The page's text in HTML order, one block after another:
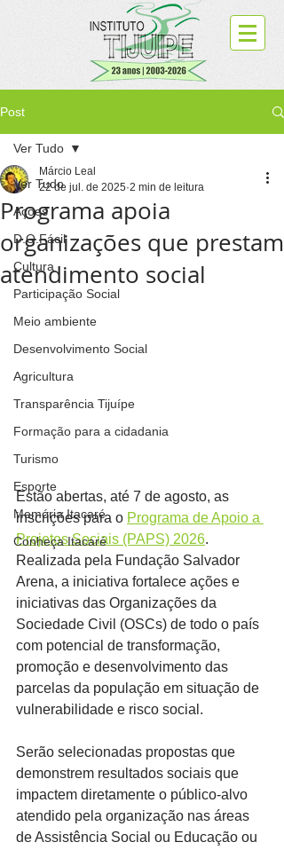
Post
Ver Tudo
Ações
D.O.Fácil
Cultura
Participação Social
Meio ambiente
Desenvolvimento Social
Agricultura
Transparência Tijuípe
Formação para a cidadania
Turismo
Esporte
Memória Itacaré
Conheça Itacaré
Ver Tudo
Programa apoia
organizações que prestam
atendimento social
Márcio Leal
22 de jul. de 2025 2 min de leitura
Estão abertas, até 7 de agosto, as
inscrições para o Programa de Apoio a
Projetos Sociais (PAPS) 2026.
Realizada pela Fundação Salvador
Arena, a iniciativa fortalece ações e
iniciativas das Organizações da
Sociedade Civil (OSCs) de todo o país
com potencial de transformação,
promoção e desenvolvimento das
parcelas da população em situação de
vulnerabilidade e risco social.
Serão selecionadas propostas que
demonstrem resultados sociais que
impactem diretamente o público-alvo
atendido pela organização nas áreas
de Assistência Social ou Educação ou